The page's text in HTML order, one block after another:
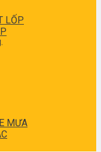
LỐP
MƯA